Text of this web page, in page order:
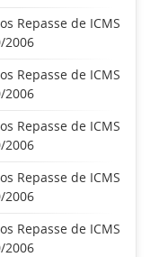
Repasse de ICMS
2006
Repasse de ICMS
2006
Repasse de ICMS
2006
Repasse de ICMS
2006
Repasse de ICMS
2006